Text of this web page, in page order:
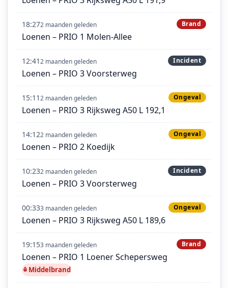
18:272 maanden geleden Brand
Loenen – PRIO 1 Molen-Allee
12:412 maanden geleden Incident
Loenen – PRIO 3 Voorsterweg
15:112 maanden geleden Ongeval
Loenen – PRIO 3 Rijksweg A50 L 192,1
14:122 maanden geleden Ongeval
Loenen – PRIO 2 Koedijk
10:232 maanden geleden Incident
Loenen – PRIO 3 Voorsterweg
00:333 maanden geleden Ongeval
Loenen – PRIO 3 Rijksweg A50 L 189,6
19:153 maanden geleden Brand
Loenen – PRIO 1 Loener Schepersweg
Middelbrand